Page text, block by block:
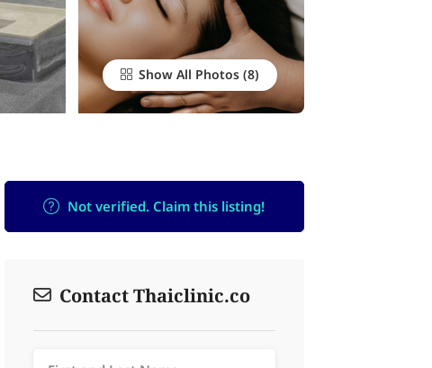
Show All Photos
Not verified. Claim this listing!
Contact Thaiclinic.co